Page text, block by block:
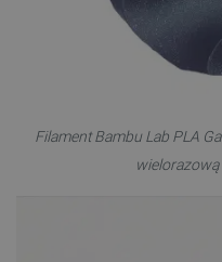
Filament Bambu Lab PLA
wielorazową